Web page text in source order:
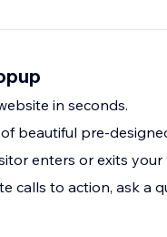
in seconds.
beautiful pre-
enters or exits
calls to action, ask a